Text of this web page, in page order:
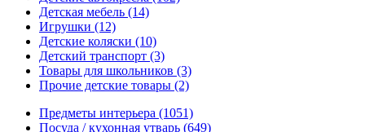
Детская мебель (14)
Игрушки (12)
Детские коляски (10)
Детский транспорт (3)
Товары для школьников (3)
Прочие детские товары (2)
Предметы интерьера (1051)
Посуда / кухонная утварь (649)